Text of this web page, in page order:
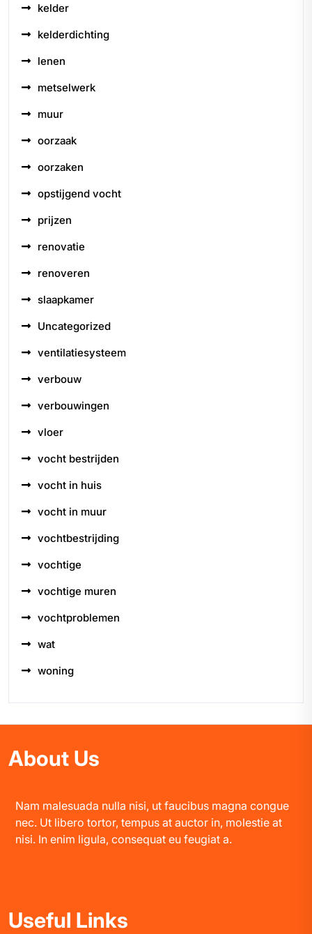
kelder
kelderdichting
lenen
metselwerk
muur
oorzaak
oorzaken
opstijgend vocht
prijzen
renovatie
renoveren
slaapkamer
Uncategorized
ventilatiesysteem
verbouw
verbouwingen
vloer
vocht bestrijden
vocht in huis
vocht in muur
vochtbestrijding
vochtige
vochtige muren
vochtproblemen
wat
woning
About Us
Nam malesuada nulla nisi, ut faucibus magna congue
nec. Ut libero tortor, tempus at auctor in, molestie at
nisi. In enim ligula, consequat eu feugiat a.
Useful Links